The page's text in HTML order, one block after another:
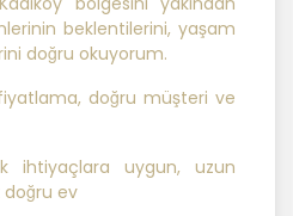
tedbirleri almak
kurmakla
Amaçlarla
beklentilerini, yaşam
doğru okuyorum.
fiyatlama, doğru müşteri ve
ihtiyaçlara uygun, uzun
ev